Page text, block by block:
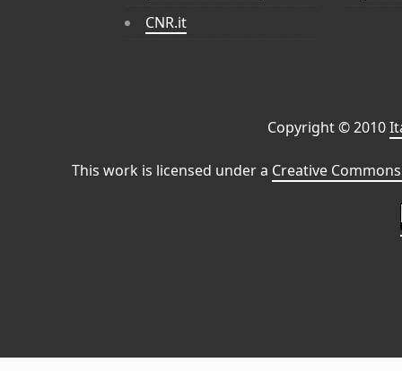
CNR.it
Copyright © 2010
This work is licensed under a Creative